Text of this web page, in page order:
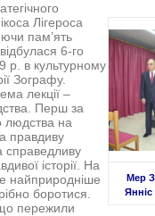
Мер
Янніс
Лігероса
пам’ять
6-го
р. в культурному
Зографу.
лекції –
Перш за
людства на
правдиву
справедливу
історії. На
найприродніше
боротися.
що пережили